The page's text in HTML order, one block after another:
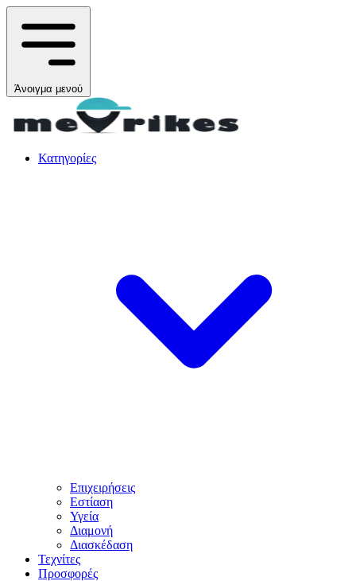
Άνοιγμα μενού
Κατηγορίες
Επιχειρήσεις
Εστίαση
Υγεία
Διαμονή
Διασκέδαση
Τεχνίτες
Προσφορές